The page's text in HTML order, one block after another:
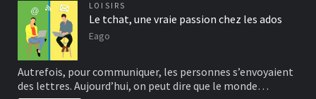
LOISIRS
Le tchat, une vraie passion chez les ados
Eago
Autrefois, pour communiquer, les personnes s’envoyaient
des lettres. Aujourd’hui, on peut dire que le monde…